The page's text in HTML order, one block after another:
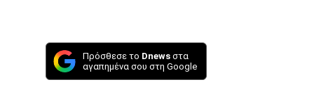
Πρόσθεσε το Dnews στα
αγαπημένα σου στη Google